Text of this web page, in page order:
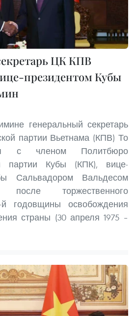
ЦК КПВ
президентом Кубы
генеральный секретарь
партии Вьетнама (КПВ) То
с членом Политбюро
партии Кубы (КПК), вице-
Сальвадором Вальдесом
торжественного
й годовщины освобождения
страны (30 апреля 1975 –